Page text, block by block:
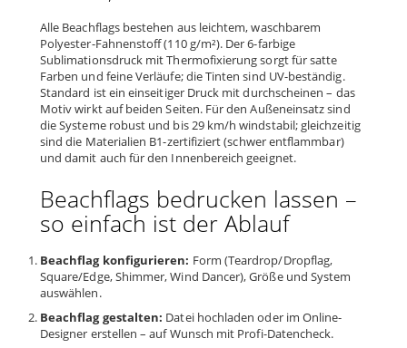
Alle Beachflags bestehen aus leichtem, waschbarem
Polyester-Fahnenstoff (110 g/m²). Der 6-farbige
Sublimationsdruck mit Thermofixierung sorgt für satte
Farben und feine Verläufe; die Tinten sind UV-beständig.
Standard ist ein einseitiger Druck mit durchscheinen – das
Motiv wirkt auf beiden Seiten. Für den Außeneinsatz sind
die Systeme robust und bis 29 km/h windstabil; gleichzeitig
sind die Materialien B1-zertifiziert (schwer entflammbar)
und damit auch für den Innenbereich geeignet.
Beachflags bedrucken lassen –
so einfach ist der Ablauf
Beachflag konfigurieren: Form (Teardrop/Dropflag,
Square/Edge, Shimmer, Wind Dancer), Größe und System
auswählen.
Beachflag gestalten: Datei hochladen oder im Online-
Designer erstellen – auf Wunsch mit Profi-Datencheck.